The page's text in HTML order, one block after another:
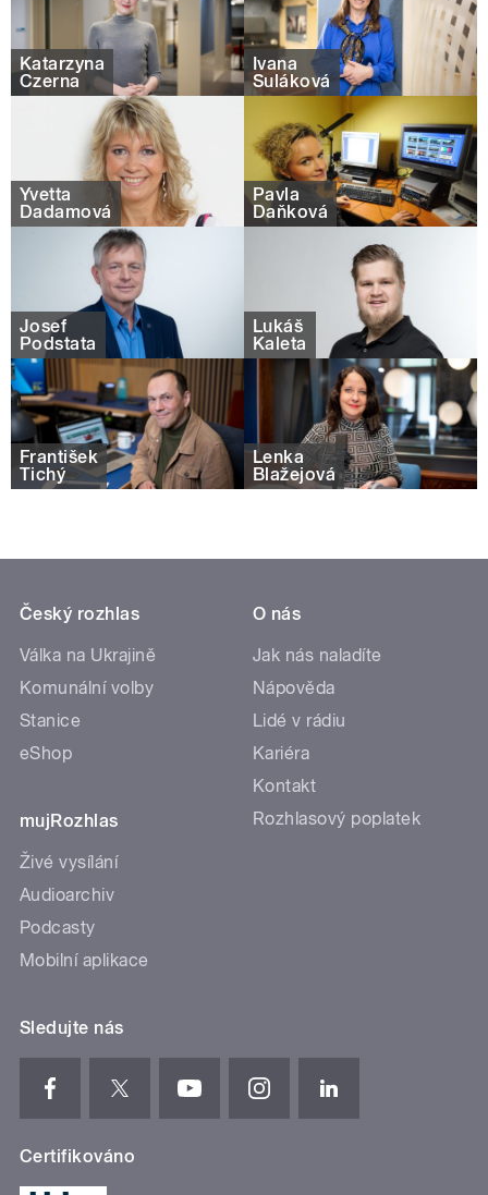
Katarzyna
Czerna
Ivana
Šuláková
Yvetta
Dadamová
Pavla
Daňková
Josef
Podstata
Lukáš
Kaleta
František
Tichý
Lenka
Blažejová
Český rozhlas
Válka na Ukrajině
Komunální volby
Stanice
eShop
mujRozhlas
Živé vysílání
Audioarchiv
Podcasty
Mobilní aplikace
O nás
Jak nás naladíte
Nápověda
Lidé v rádiu
Kariéra
Kontakt
Rozhlasový poplatek
Sledujte nás
Certifikováno